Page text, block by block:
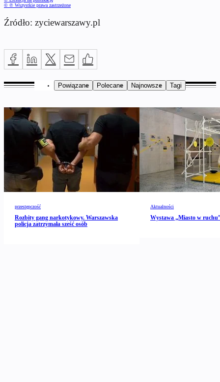
© ℗ Wszystkie prawa zastrzeżone
Źródło: zyciewarszawy.pl
Powiązane Polecane Najnowsze Tagi
przestępczość
Rozbity gang narkotykowy. Warszawska
policja zatrzymała sześć osób
Aktualności
Wystawa „Miasto w